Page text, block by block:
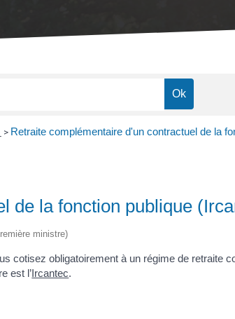
> Retraite complémentaire d'un contractuel de la
de la fonction publique
ministre)
cotisez obligatoirement à un régime de retraite
est l’Ircantec.